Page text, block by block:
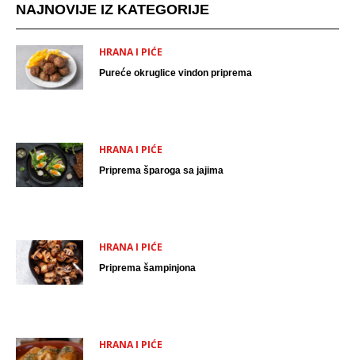
NAJNOVIJE IZ KATEGORIJE
HRANA I PIĆE
Pureće okruglice vindon priprema
HRANA I PIĆE
Priprema šparoga sa jajima
HRANA I PIĆE
Priprema šampinjona
HRANA I PIĆE